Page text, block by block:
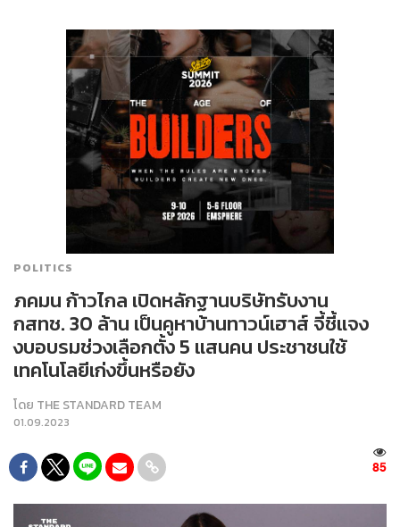
POLITICS
ภคมน ก้าวไกล เปิดหลักฐานบริษัทรับงาน
กสทช. 30 ล้าน เป็นคูหาบ้านทาวน์เฮาส์ จี้ชี้แจง
งบอบรมช่วงเลือกตั้ง 5 แสนคน ประชาชนใช้
เทคโนโลยีเก่งขึ้นหรือยัง
โดย THE STANDARD TEAM
01.09.2023
85